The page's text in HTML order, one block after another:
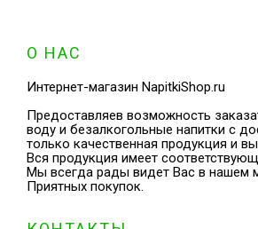
О НАС
Интернет-магазин NapitkiShop.ru
Предоставляев возможность
воду и безалкогольные напитки с
только качественная продукция и
Вся продукция имеет
Мы всегда рады видет Вас в нашем
Приятных покупок.